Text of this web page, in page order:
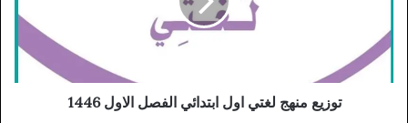
توزيع منهج لغتي اول ابتدائي الفصل الاول 1446